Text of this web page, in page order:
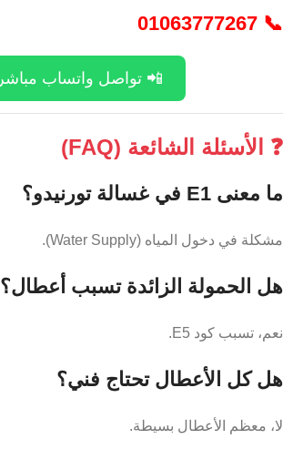
📞 01063777267
📲 تواصل واتساب مباشر
❓ الأسئلة الشائعة (FAQ)
ما معنى E1 في غسالة تورنيدو؟
مشكلة في دخول المياه (Water Supply).
هل الحمولة الزائدة تسبب أعطال؟
نعم، تسبب كود E5.
هل كل الأعطال تحتاج فني؟
لا، معظم الأعطال بسيطة.